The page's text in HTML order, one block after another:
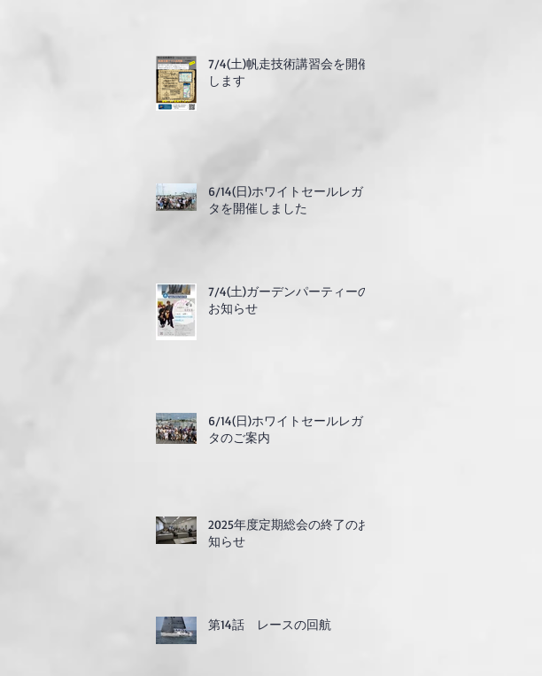
7/4(土)帆走技術講習会を開催
します
6/14(日)ホワイトセールレガッ
タを開催しました
7/4(土)ガーデンパーティーの
お知らせ
6/14(日)ホワイトセールレガッ
タのご案内
2025年度定期総会の終了のお
知らせ
第14話 レースの回航